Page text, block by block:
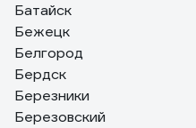
Батайск
Бежецк
Белгород
Бердск
Березники
Березовский